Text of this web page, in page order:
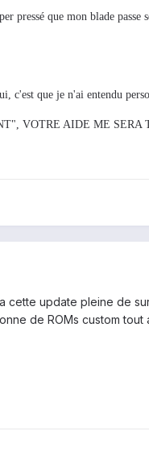
pressé que mon blade
c'est que je n'ai entendu
VOTRE AIDE ME SERA
update pleine de
de ROMs custom